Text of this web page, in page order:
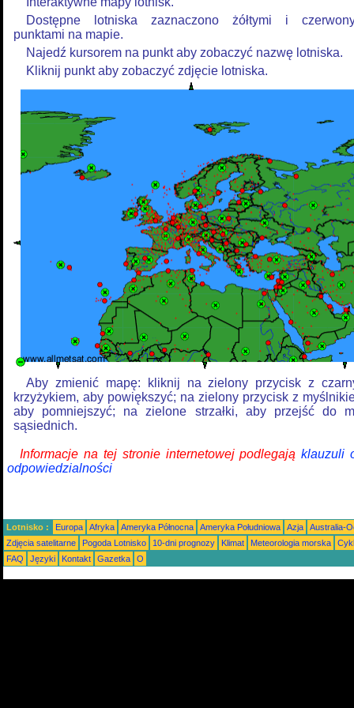
Dostępne lotniska zaznaczono żółtymi i
punktami na mapie.
Najedź kursorem na punkt aby zobaczyć nazwę lotniska.
Kliknij punkt aby zobaczyć zdjęcie lotniska.
Aby zmienić mapę: kliknij na zielony przycisk z
krzyżykiem, aby powiększyć; na zielony przycisk z
aby pomniejszyć; na zielone strzałki, aby przejść do
sąsiednich.
Informacje na tej stronie internetowej podlegająklauzuli
odpowiedzialności
Lotnisko : Europa Afryka Ameryka Północna Ameryka Południowa Azja
Australia-
Zdjęcia satelitarne
Pogoda Lotnisko 10-dni prognozy Klimat Meteorologia morska
FAQ
Języki Kontakt Gazetka O